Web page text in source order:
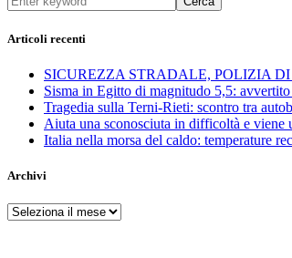
Articoli recenti
SICUREZZA STRADALE, POLIZIA
Sisma in Egitto di magnitudo 5,5:
Tragedia sulla Terni-Rieti: scontro tra
Aiuta una sconosciuta in difficoltà e viene
Italia nella morsa del caldo: temperature
Archivi
Archivi